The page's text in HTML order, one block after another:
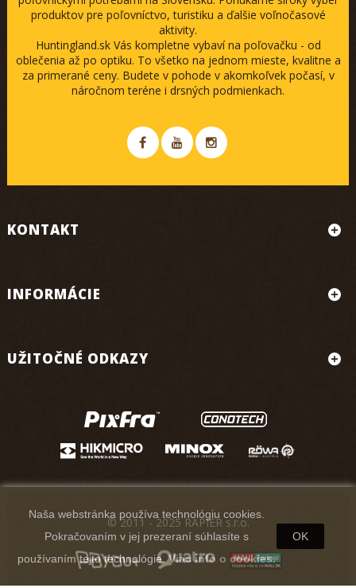
produktov pre poľovníctvo, turistiku a ďalšie voľnočasové
aktivity.
Huntingland.sk Vás kompletne vybaví na poľovačku - od
oblečenia až po optiku. To všetko na jednom mieste, kvalitne a
za primerané ceny. Budete v pohode v akomkoľvek počasí, v
náročnom teréne i drsných podmienkach.
KONTAKT
INFORMÁCIE
UŽITOČNÉ ODKAZY
Naša webstránka používa technológiu cookies.
Pokračovaním v jej prezeraní súhlasíte s
používaním tejto technológie.Viac info o cookies.
OK
© 2011 - 2025 RAPIER s.r.o.